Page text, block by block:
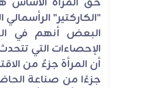
"الكاركتير"
البعض أنهم في
الإحصاءات التي
أن المرأة جزءٌ من
جزءًا من صناعة